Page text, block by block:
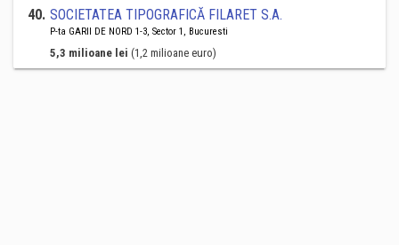
40. SOCIETATEA TIPOGRAFICĂ FILARET S.A.
P-ta GARII DE NORD 1-3, Sector 1, Bucuresti
5,3 milioane lei (1,2 milioane euro)